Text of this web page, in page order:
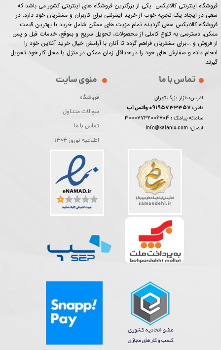
فروشگاه اینترنتی کالانیکس یکی از بزرگترین فروشگاه های اینترنتی کشور می باشد که
سعی در ایجاد یک تجربه خوب از خرید اینترنتی برای کاربران و مشتریان خود دارد. در
فروشگاه کالانیکس سعی گردیده تمام مزیت های ممکن شامل خرید با بهترین قیمت
ممکن، دسترسی به تنوع کاملی از محصولات، تحویل سریع و بموقع، خدمات قبل و پس
از فروش و ...برای مشتریان فراهم گردد تا آنان با آرامش خیال خرید آنلاین خود را
انجام داده و سفارش های خود را در حداقل زمان ممکن در منزل یا محل کار خود تحویل
گیرند.​​​​​​​
منوی سایت
فروشگاه
سوالات متداول
تماس با ما
اطلاعیه نوروز 1404
تماس با ما
آدرس: بازار بزرگ تهران
تلفن:
سامانه پیامک : 30007732006704
ایمیل: info@kalanix.com